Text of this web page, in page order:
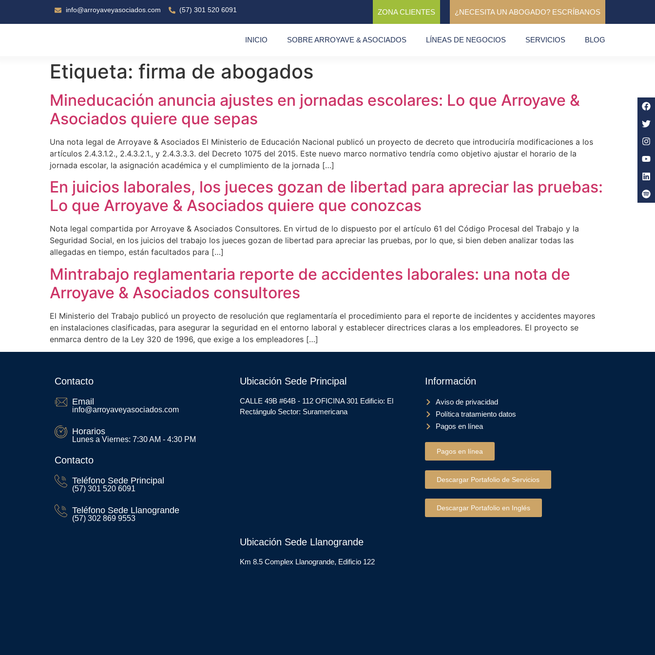
info@arroyaveyasociados.com (57) 301 520 6091 ZONA CLIENTES ¿NECESITA UN ABOGADO? ESCRÍBANOS
INICIO SOBRE ARROYAVE & ASOCIADOS LÍNEAS DE NEGOCIOS SERVICIOS BLOG
Etiqueta: firma de abogados
Mineducación anuncia ajustes en jornadas escolares: Lo que Arroyave &
Asociados quiere que sepas
Una nota legal de Arroyave & Asociados El Ministerio de Educación Nacional publicó un proyecto de decreto que introduciría modificaciones a los
artículos 2.4.3.1.2., 2.4.3.2.1., y 2.4.3.3.3. del Decreto 1075 del 2015. Este nuevo marco normativo tendría como objetivo ajustar el horario de la
jornada escolar, la asignación académica y el cumplimiento de la jornada […]
En juicios laborales, los jueces gozan de libertad para apreciar las pruebas:
Lo que Arroyave & Asociados quiere que conozcas
Nota legal compartida por Arroyave & Asociados Consultores. En virtud de lo dispuesto por el artículo 61 del Código Procesal del Trabajo y la
Seguridad Social, en los juicios del trabajo los jueces gozan de libertad para apreciar las pruebas, por lo que, si bien deben analizar todas las
allegadas en tiempo, están facultados para […]
Mintrabajo reglamentaria reporte de accidentes laborales: una nota de
Arroyave & Asociados consultores
El Ministerio del Trabajo publicó un proyecto de resolución que reglamentaría el procedimiento para el reporte de incidentes y accidentes mayores
en instalaciones clasificadas, para asegurar la seguridad en el entorno laboral y establecer directrices claras a los empleadores. El proyecto se
enmarca dentro de la Ley 320 de 1996, que exige a los empleadores […]
Contacto
Email
info@arroyaveyasociados.com
Horarios
Lunes a Viernes: 7:30 AM - 4:30 PM
Contacto
Teléfono Sede Principal
(57) 301 520 6091
Teléfono Sede Llanogrande
(57) 302 869 9553
Ubicación Sede Principal
CALLE 49B #64B - 112 OFICINA 301 Edificio: El
Rectángulo Sector: Suramericana
Ubicación Sede Llanogrande
Km 8.5 Complex Llanogrande, Edificio 122
Información
Aviso de privacidad
Política tratamiento datos
Pagos en línea
Pagos en línea
Descargar Portafolio de Servicios
Descargar Portafolio en Inglés